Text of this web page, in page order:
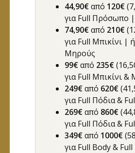
44,90€από 120€
για Full Πρόσωπο
74,90€από 210€
για Full Μπικίνι |
Μηρούς
99€από 235€
για Full Μπικίνι &
249€από 620€
για Full Πόδια &
269€από 860€
για Full Πόδια &
349€από 1000€
για Full Body & Full